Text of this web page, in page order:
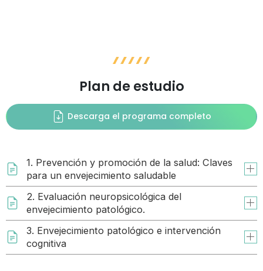
Plan de estudio
Descarga el programa completo
1. Prevención y promoción de la salud: Claves
para un envejecimiento saludable
2. Evaluación neuropsicológica del
envejecimiento patológico.
3. Envejecimiento patológico e intervención
cognitiva